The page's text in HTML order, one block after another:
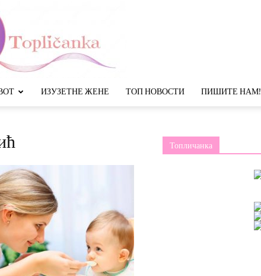
ИЗУЗЕТНЕ ЖЕНЕ ТОП НОВОСТИ ПИШИТЕ НАМ!
Топличанка